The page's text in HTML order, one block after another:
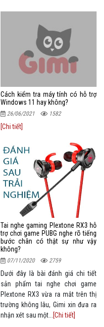
Cách kiểm tra máy tính có hỗ trợ
Windows 11 hay không?
26/06/2021 1582
[Chi tiết]
Tai nghe gaming Plextone RX3 hỗ
trợ chơi game PUBG nghe rõ tiếng
bước chân có thật sự như vậy
không?
07/11/2020 2759
Dưới đây là bài đánh giá chi tiết
sản phẩm tai nghe chơi game
Plextone RX3 vừa ra mắt trên thị
trường không lâu, Gimi xin đưa ra
nhận xét sau một...[Chi tiết]